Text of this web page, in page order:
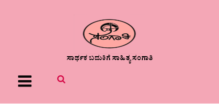
ಸಾರ್ಥಕ ಬದುಕಿಗೆ ಸಾಹಿತ್ಯ ಸಂಗಾತಿ
Menu